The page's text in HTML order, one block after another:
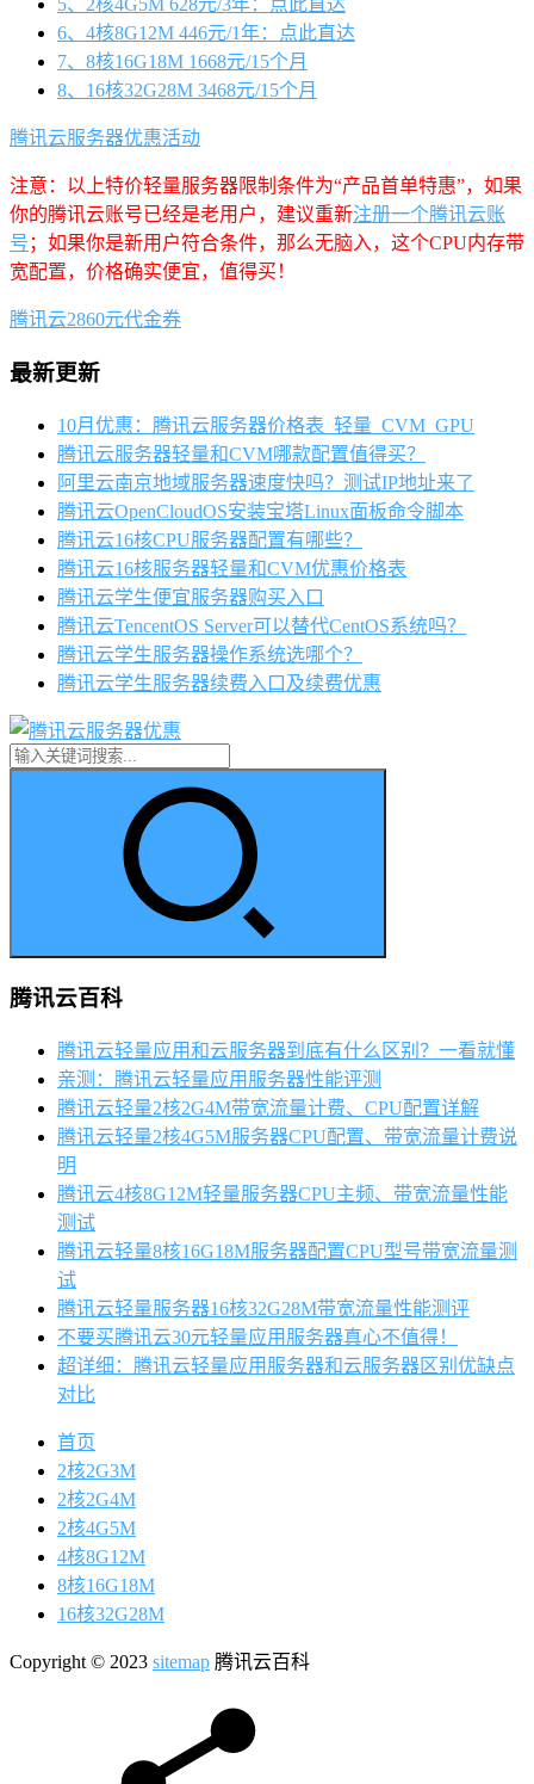
5、2核4G5M 628元/3年：点此直达
6、4核8G12M 446元/1年：点此直达
7、8核16G18M 1668元/15个月
8、16核32G28M 3468元/15个月
腾讯云服务器优惠活动
注意：以上特价轻量服务器限制条件为“产品首单特惠”，如果
你的腾讯云账号已经是老用户，建议重新注册一个腾讯云账
号 ；如果你是新用户符合条件，那么无脑入，这个CPU内存带
宽配置，价格确实便宜，值得买！
腾讯云2860元代金券
最新更新
10月优惠：腾讯云服务器价格表_轻量_CVM_GPU
腾讯云服务器轻量和CVM哪款配置值得买？
阿里云南京地域服务器速度快吗？测试IP地址来了
腾讯云OpenCloudOS安装宝塔Linux面板命令脚本
腾讯云16核CPU服务器配置有哪些？
腾讯云16核服务器轻量和CVM优惠价格表
腾讯云学生便宜服务器购买入口
腾讯云TencentOS Server可以替代CentOS系统吗？
腾讯云学生服务器操作系统选哪个？
腾讯云学生服务器续费入口及续费优惠
腾讯云百科
腾讯云轻量应用和云服务器到底有什么区别？一看就懂
亲测：腾讯云轻量应用服务器性能评测
腾讯云轻量2核2G4M带宽流量计费、CPU配置详解
腾讯云轻量2核4G5M服务器CPU配置、带宽流量计费说
明
腾讯云4核8G12M轻量服务器CPU主频、带宽流量性能
测试
腾讯云轻量8核16G18M服务器配置CPU型号带宽流量测
试
腾讯云轻量服务器16核32G28M带宽流量性能测评
不要买腾讯云30元轻量应用服务器真心不值得！
超详细：腾讯云轻量应用服务器和云服务器区别优缺点
对比
首页
2核2G3M
2核2G4M
2核4G5M
4核8G12M
8核16G18M
16核32G28M
Copyright © 2023 sitemap 腾讯云百科